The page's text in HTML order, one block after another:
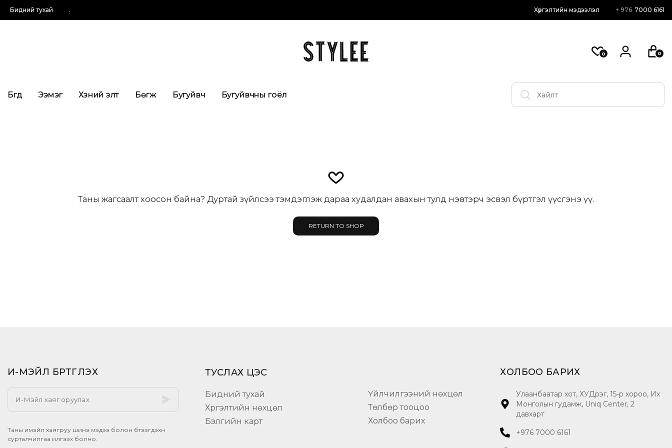
Бидний тухай . Хүргэлтийн мэдээлэл + 976 7000 6161
0 0
Бүгд Ээмэг Хүзүүний зүүлт Бөгж Бугуйвч Бугуйвчны гоёл
Таны жагсаалт хоосон байна? Дуртай зүйлсээ тэмдэглэж дараа худалдан авахын тулд нэвтэрч эсвэл бүртгэл үүсгэнэ үү.
RETURN TO SHOP
И-МЭЙЛ БҮРТГҮҮЛЭХ​
Таны имэйл хаягруу шинэ мэдээ болон бүтээгдэхүүн
сурталчилгаа илгээх болно.
ТУСЛАХ ЦЭС
Бидний тухай
Хүргэлтийн нөхцөл
Бэлгийн карт
Үйлчилгээний нөхцөл
Төлбөр тооцоо
Холбоо барих
ХОЛБОО БАРИХ
Улаанбаатар хот, ХУДүүрэг, 15-р хороо, Их
Монголын гудамж, Uniq Center, 2
давхарт
+976 7000 6161